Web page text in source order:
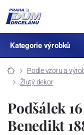
Kategorie výrobků
Podle vzoru a
Žlutý dekor
Podšálek
Benedikt